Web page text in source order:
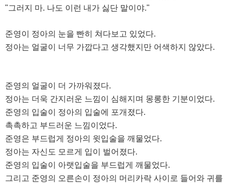
"그러지 마. 나도 이런 내가 싫단 말이야."
준영이 정아의 눈을 빤히 쳐다보고 있었다.
정아는 얼굴이 너무 가깝다고 생각했지만 어색하지 않았다.
준영의 얼굴이 더 가까워졌다.
정아는 더욱 간지러운 느낌이 심해지며 몽롱한 기분이었다.
준영의 입술이 정아의 입술에 포개졌다.
촉촉하고 부드러운 느낌이었다.
준영은 부드럽게 정아의 윗입술을 깨물었다.
정아는 자신도 모르게 입이 벌어졌다.
준영의 입술이 아랫입술을 부드럽게 깨물었다.
그리고 준영의 오른손이 정아의 머리카락 사이로 들어와 귀를